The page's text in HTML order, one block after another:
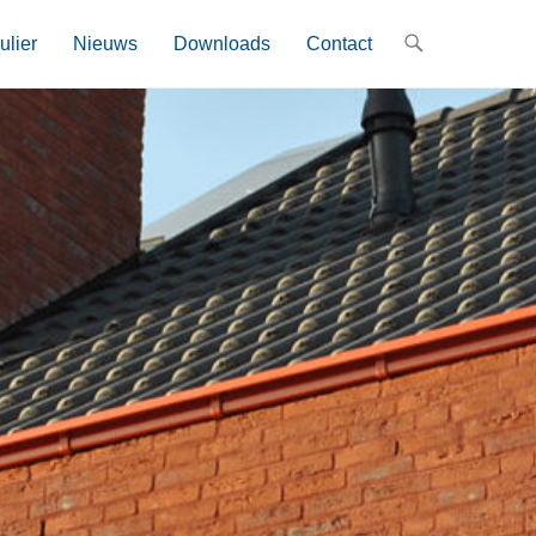
Nieuws Downloads Contact